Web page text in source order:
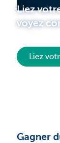
Liez
voyez
Liez
Gagner